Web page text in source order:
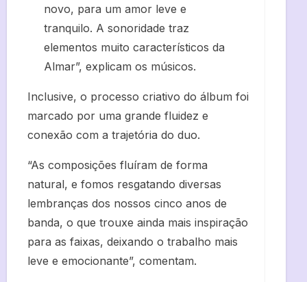
novo, para um amor leve e
tranquilo. A sonoridade traz
elementos muito característicos da
Almar”, explicam os músicos.
Inclusive, o processo criativo do álbum foi
marcado por uma grande fluidez e
conexão com a trajetória do duo.
“As composições fluíram de forma
natural, e fomos resgatando diversas
lembranças dos nossos cinco anos de
banda, o que trouxe ainda mais inspiração
para as faixas, deixando o trabalho mais
leve e emocionante”, comentam.